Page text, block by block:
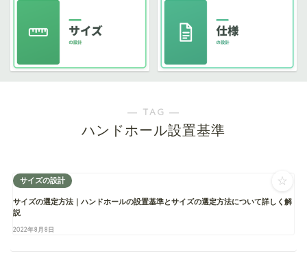
― TAG ―
ハンドホール設置基準
サイズの設計
サイズの選定方法｜ハンドホールの設置基準とサイズの選定方法について詳しく解
説
2022年8月8日
☆